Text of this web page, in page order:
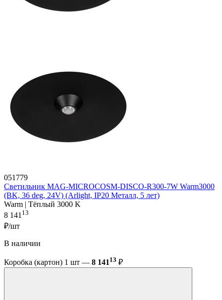
051779
Светильник MAG-MICROCOSM-DISCO-R300-7W Warm3000
(BK, 36 deg, 24V) (Arlight, IP20 Металл, 5 лет)
Warm | Тёплый 3000 K
8 14113
₽/шт
В наличии
Коробка (картон) 1 шт — 8 141 13 ₽